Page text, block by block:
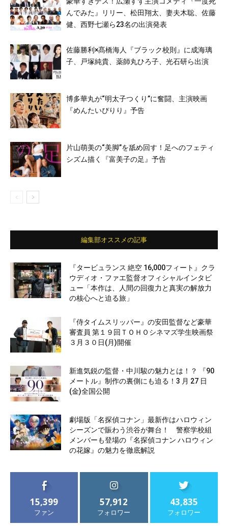
んでみた』リリー、松田翔太、妻夫木聡、佐藤
健、西野七瀬ら23名の出演発表
佐藤勝利×髙橋海人『ブラック校則』に成海璃
子、戸塚純貴、薬師丸ひろ子、光石研ら出演
博多華丸が“明太子つくり”に奮闘、主演映画
『めんたいぴりり』予告
片山萌美の“美脚”を舐め回す！足へのフェティ
シズム描く『富美子の足』予告
編集部オススメの記事
『タービュランス 絶空 16,000フィート』クラ
ウディオ・ファエ監督オフィシャルインタビ
ュー「本作は、人間の回復力と真実の解放力
の核心へと迫る旅」
『侍タイムスリッパー』の安田監督など豪華
審査員 第１９回ＴＯＨＯシネマズ学生映画祭
３月３０日(月)開催
新進気鋭の監督・中川駿の魅力とは！？ 『90
メートル』制作の裏側にも迫る！3 月 27 日
(金)全国公開
劇場版「名探偵コナン」最新作はハロウィン
シーズンで賑わう渋谷が舞台！ 警察学校組
メンバーも登場の『名探偵コナン ハロウィン
の花嫁』の魅力を徹底解説
15,399
ファン
57,912
フォロワー
43,835
フォロワー